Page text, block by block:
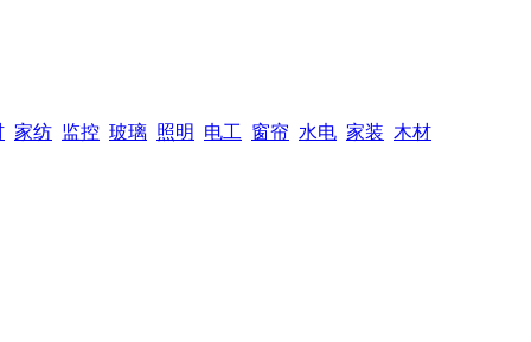
家纺 监控 玻璃 照明 电工 窗帘 水电 家装 木材